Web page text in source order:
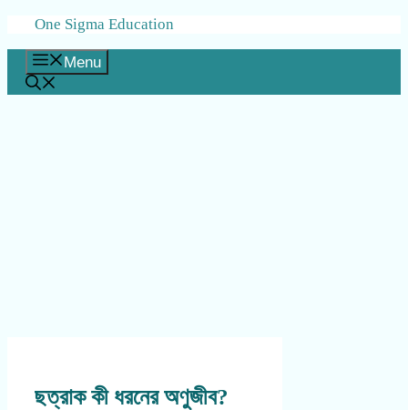
Skip
content
One Sigma Education
Menu
ছত্রাক কী ধরনের অণুজীব?